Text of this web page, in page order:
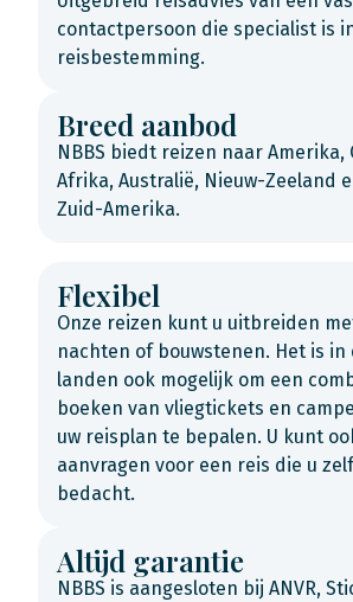
contactpersoon die specialist is
reisbestemming.
Breed aanbod
NBBS biedt reizen naar Amerika,
Afrika, Australië, Nieuw-Zeeland
Zuid-Amerika.
Flexibel
Onze reizen kunt u uitbreiden
nachten of bouwstenen. Het is in
landen ook mogelijk om een
boeken van vliegtickets en
uw reisplan te bepalen. U kunt
aanvragen voor een reis die u
bedacht.
Altijd garantie
NBBS is aangesloten bij ANVR,